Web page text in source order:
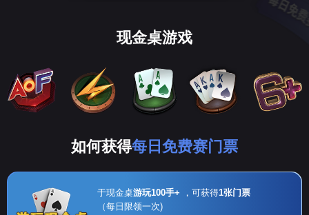
现金桌游戏
如何获得每日免费赛门票
于现金桌游玩100手+ ，可获得1张门票
（每日限领一次)